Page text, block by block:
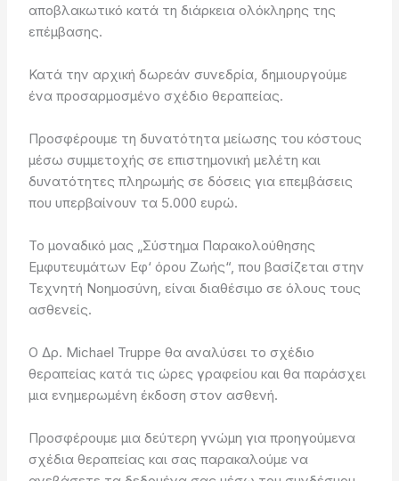
αποβλακωτικό κατά τη διάρκεια ολόκληρης της
επέμβασης.
Κατά την αρχική δωρεάν συνεδρία, δημιουργούμε
ένα προσαρμοσμένο σχέδιο θεραπείας.
Προσφέρουμε τη δυνατότητα μείωσης του κόστους
μέσω συμμετοχής σε επιστημονική μελέτη και
δυνατότητες πληρωμής σε δόσεις για επεμβάσεις
που υπερβαίνουν τα 5.000 ευρώ.
Το μοναδικό μας „Σύστημα Παρακολούθησης
Εμφυτευμάτων Εφ‘ όρου Ζωής“, που βασίζεται στην
Τεχνητή Νοημοσύνη, είναι διαθέσιμο σε όλους τους
ασθενείς.
Ο Δρ. Michael Truppe θα αναλύσει το σχέδιο
θεραπείας κατά τις ώρες γραφείου και θα παράσχει
μια ενημερωμένη έκδοση στον ασθενή.
Προσφέρουμε μια δεύτερη γνώμη για προηγούμενα
σχέδια θεραπείας και σας παρακαλούμε να